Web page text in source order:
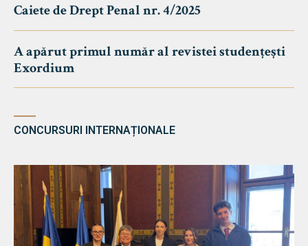
Caiete de Drept Penal nr. 4/2025
A apărut primul număr al revistei studențești
Exordium
CONCURSURI INTERNAȚIONALE